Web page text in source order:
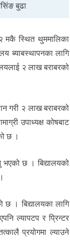
बुढा
२ मकै स्थित थुममालिका
ब्याबस्थापनका लागि
२ लाख बराबरको
गरी २ लाख बराबरको
उपाध्यक्ष कोषबाट
छ ।
भएको छ । बिद्यालयको
छ । बिद्यालयका लागि
ल्यापटप र प्रिन्टर
प्रयोगमा ल्याउने